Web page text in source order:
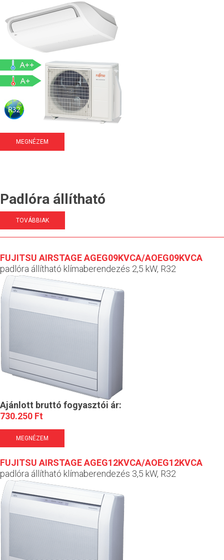
MEGNÉZEM
Padlóra állítható
TOVÁBBIAK
FUJITSU AIRSTAGE AGEG09KVCA/AOEG09KVCA
padlóra állítható klímaberendezés 2,5 kW, R32
Ajánlott bruttó fogyasztói ár:
730.250 Ft
MEGNÉZEM
FUJITSU AIRSTAGE AGEG12KVCA/AOEG12KVCA
padlóra állítható klímaberendezés 3,5 kW, R32